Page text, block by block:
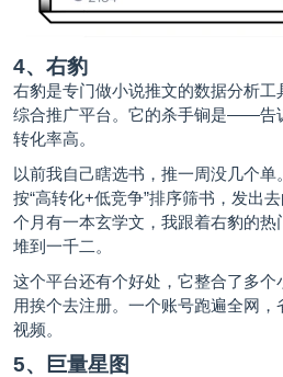
4、右豹
右豹是专门做小说推文的数据分析
综合推广平台。它的杀手锏是——告
转化率高。
以前我自己瞎选书，推一周没几个
按“高转化+低竞争”排序筛书，发出
个月有一本玄学文，我跟着右豹的
堆到一千二。
这个平台还有个好处，它整合了多
用挨个去注册。一个账号跑遍全网
视频。
5、巨量星图